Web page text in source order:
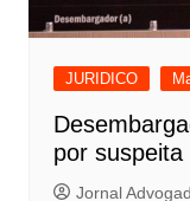
JURIDICO
por
Jornal